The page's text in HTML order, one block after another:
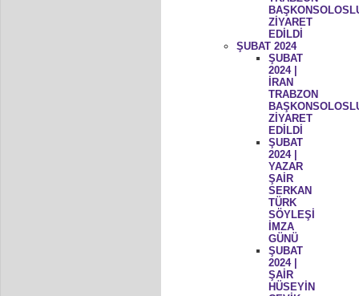
ZİYARET
EDİLDİ
ŞUBAT 2024
ŞUBAT
2024 |
İRAN
TRABZON
ZİYARET
EDİLDİ
ŞUBAT
2024 |
YAZAR
ŞAİR
SERKAN
TÜRK
SÖYLEŞİ
İMZA
GÜNÜ
ŞUBAT
2024 |
ŞAİR
HÜSEYİN